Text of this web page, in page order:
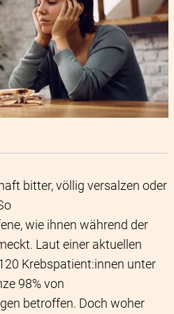
bitter, völlig versalzen oder
wie ihnen während der
Laut einer aktuellen
Krebspatient:innen unter
98% von
betroffen. Doch woher